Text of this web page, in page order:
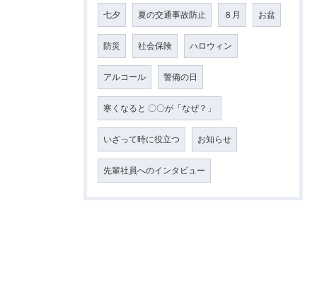
七夕 夏の交通事故防止 ８月 お盆
防災 社会保険 ハロウィン
アルコール 警備の日
寒くなると 〇〇が「なぜ？」
いざって時に役立つ お知らせ
先輩社員へのインタビュー